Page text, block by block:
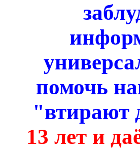
помочь
"втирают
13 лет и